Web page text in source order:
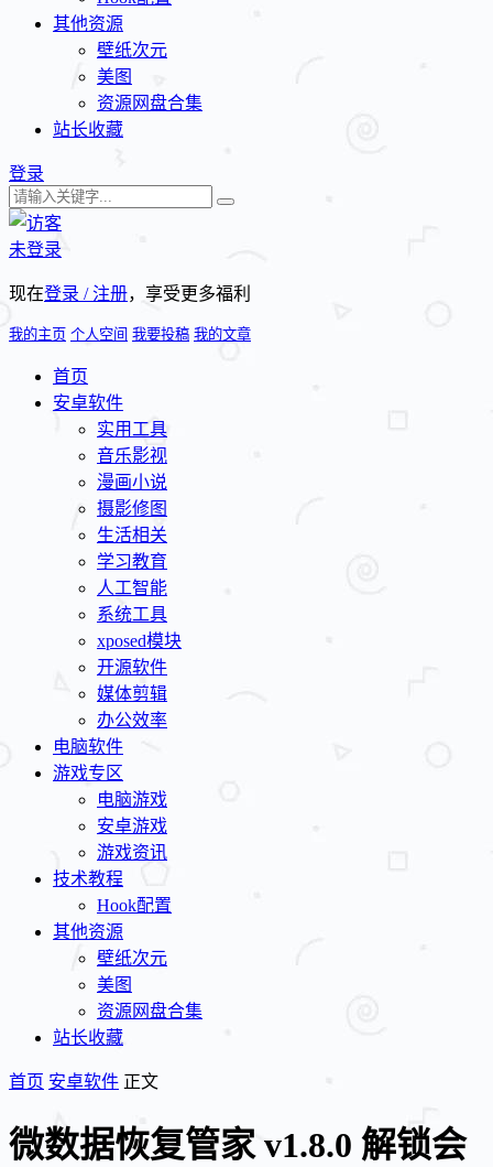
其他资源
壁纸次元
美图
资源网盘合集
站长收藏
登录
未登录
现在登录 / 注册，享受更多福利
我的主页 个人空间 我要投稿 我的文章
首页
安卓软件
实用工具
音乐影视
漫画小说
摄影修图
生活相关
学习教育
人工智能
系统工具
xposed模块
开源软件
媒体剪辑
办公效率
电脑软件
游戏专区
电脑游戏
安卓游戏
游戏资讯
技术教程
Hook配置
其他资源
壁纸次元
美图
资源网盘合集
站长收藏
首页 安卓软件 正文
微数据恢复管家 v1.8.0 解锁会